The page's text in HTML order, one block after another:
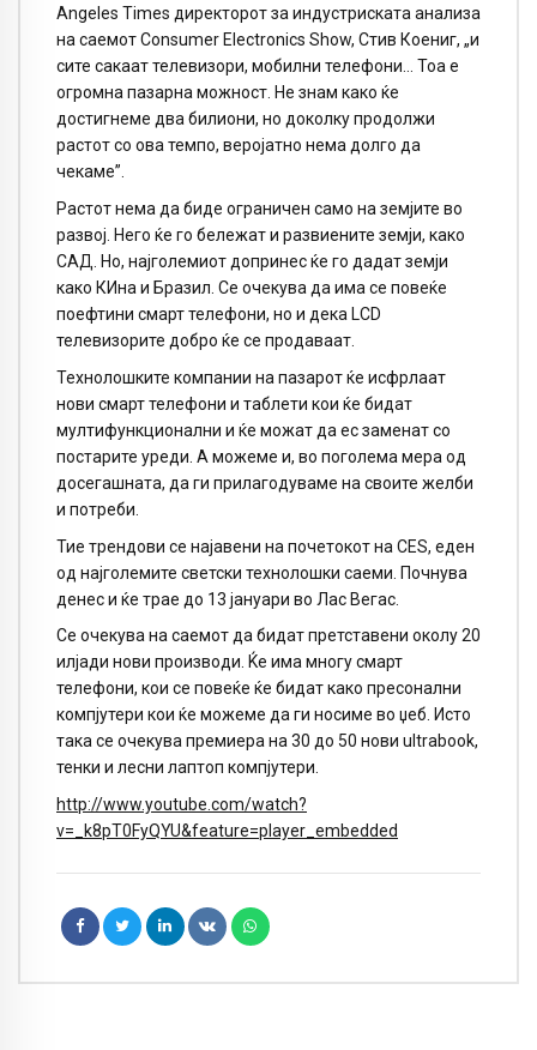
Angeles Times директорот за индустриската анализа
на саемот Consumer Electronics Show, Стив Коениг, „и
сите сакаат телевизори, мобилни телефони… Тоа е
огромна пазарна можност. Не знам како ќе
достигнеме два билиони, но доколку продолжи
растот со ова темпо, веројатно нема долго да
чекаме”.
Растот нема да биде ограничен само на земјите во
развој. Него ќе го бележат и развиените земји, како
САД. Но, најголемиот допринес ќе го дадат земји
како КИна и Бразил. Се очекува да има се повеќе
поефтини смарт телефони, но и дека LCD
телевизорите добро ќе се продаваат.
Технолошките компании на пазарот ќе исфрлаат
нови смарт телефони и таблети кои ќе бидат
мултифункционални и ќе можат да ес заменат со
постарите уреди. А можеме и, во поголема мера од
досегашната, да ги прилагодуваме на своите желби
и потреби.
Тие трендови се најавени на почетокот на CES, еден
од најголемите светски технолошки саеми. Почнува
денес и ќе трае до 13 јануари во Лас Вегас.
Се очекува на саемот да бидат претставени околу 20
илјади нови производи. Ќе има многу смарт
телефони, кои се повеќе ќе бидат како пресонални
компјутери кои ќе можеме да ги носиме во џеб. Исто
така се очекува премиера на 30 до 50 нови ultrabook,
тенки и лесни лаптоп компјутери.
http://www.youtube.com/watch?
v=_k8pT0FyQYU&feature=player_embedded